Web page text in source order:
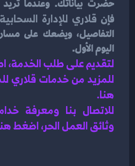
فإن قلاري للإدارة السحابية
اليوم الأول.
لتقديم على طلب الخدمة،
هنا.
وثائق العمل الحر، اضغط